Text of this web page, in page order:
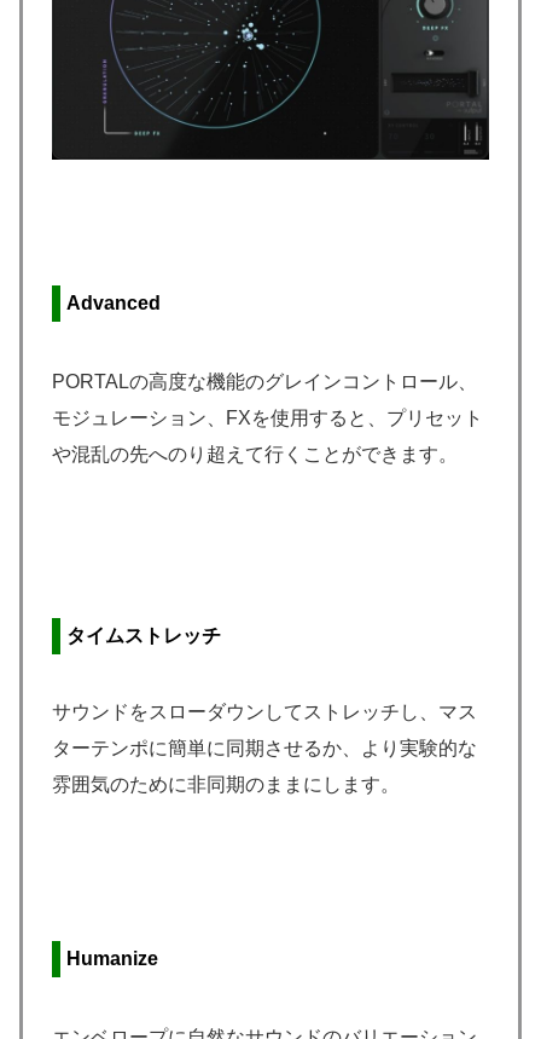
Advanced
PORTALの高度な機能のグレインコントロール、
モジュレーション、FXを使用すると、プリセット
や混乱の先へのり超えて行くことができます。
タイムストレッチ
サウンドをスローダウンしてストレッチし、マス
ターテンポに簡単に同期させるか、より実験的な
雰囲気のために非同期のままにします。
Humanize